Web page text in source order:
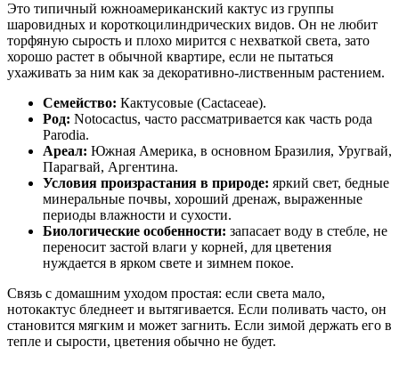
Это типичный южноамериканский кактус из группы
шаровидных и короткоцилиндрических видов. Он не любит
торфяную сырость и плохо мирится с нехваткой света, зато
хорошо растет в обычной квартире, если не пытаться
ухаживать за ним как за декоративно-лиственным растением.
Семейство: Кактусовые (Cactaceae).
Род: Notocactus, часто рассматривается как часть рода
Parodia.
Ареал: Южная Америка, в основном Бразилия, Уругвай,
Парагвай, Аргентина.
Условия произрастания в природе: яркий свет, бедные
минеральные почвы, хороший дренаж, выраженные
периоды влажности и сухости.
Биологические особенности: запасает воду в стебле, не
переносит застой влаги у корней, для цветения
нуждается в ярком свете и зимнем покое.
Связь с домашним уходом простая: если света мало,
нотокактус бледнеет и вытягивается. Если поливать часто, он
становится мягким и может загнить. Если зимой держать его в
тепле и сырости, цветения обычно не будет.